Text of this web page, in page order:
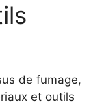
de fumage,
et outils